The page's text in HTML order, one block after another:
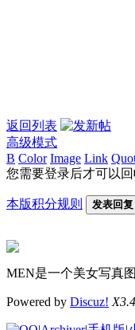
返回列表
高级模式
B Color Image Link
您需要登录后才可以
本版积分规则 发表回复
MEN是一个美女写真
Powered by Discuz! X3.4